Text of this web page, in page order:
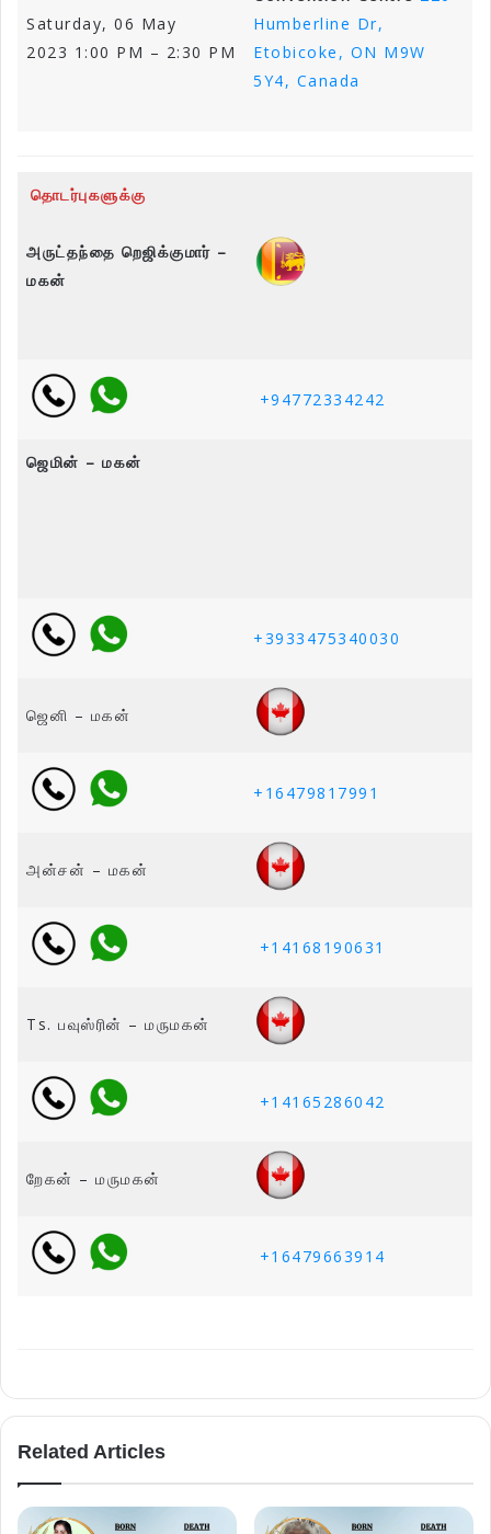
Saturday, 06 May
2023 1:00 PM – 2:30 PM
Humberline Dr,
Etobicoke, ON M9W
5Y4, Canada
தொடர்புகளுக்கு
அருட்தந்தை றெஜிக்குமார் –
மகன்
+94772334242
ஜெமின் – மகன்
+3933475340030
ஜெனி – மகன்
+16479817991
அன்சன் – மகன்
+14168190631
Ts. பவுஸ்ரின் – மருமகன்
+14165286042
றேகன் – மருமகன்
+16479663914
Related Articles